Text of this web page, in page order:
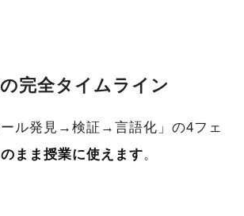
完全タイムライン
ール発見→検証→言語化」の4フェ
まま授業に使えます。